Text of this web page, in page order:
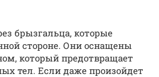
брызгальца, которые
стороне. Они оснащены
который предотвращает
тел. Если даже произойдет